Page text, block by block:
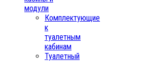
модули
Комплектующие
к
туалетным
кабинам
Туалетный